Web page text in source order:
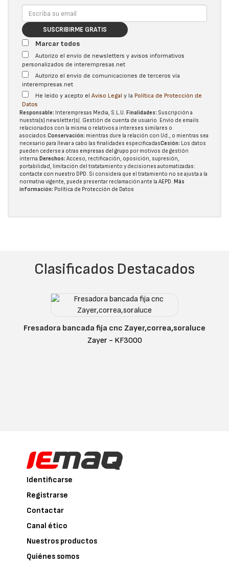
SUSCRIBIRME GRATIS
Marcar todos
Autorizo el envío de newsletters y avisos informativos
personalizados de interempresas.net
Autorizo el envío de comunicaciones de terceros vía
interempresas.net
He leído y acepto el Aviso Legal y la Política de Protección de
Datos
Responsable: Interempresas Media, S.L.U. Finalidades: Suscripción a
nuestra(s) newsletter(s). Gestión de cuenta de usuario. Envío de emails
relacionados con la misma o relativos a intereses similares o
asociados.Conservación: mientras dure la relación con Ud., o mientras sea
necesario para llevar a cabo las finalidades especificadasCesión: Los datos
pueden cederse a otras empresas del grupo por motivos de gestión
interna.Derechos: Acceso, rectificación, oposición, supresión,
portabilidad, limitación del tratatamiento y decisiones automatizadas:
contacte con nuestro DPD. Si considera que el tratamiento no se ajusta a la
normativa vigente, puede presentar reclamación ante la AEPD. Más
información: Política de Protección de Datos
Clasificados Destacados
Fresadora bancada fija cnc Zayer,correa,soraluce
Zayer - KF3000
Identificarse
Registrarse
Contactar
Canal ético
Nuestros productos
Quiénes somos